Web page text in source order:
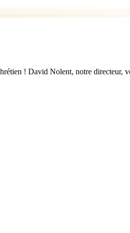
! David Nolent, notre directeur,